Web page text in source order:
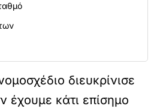
διευκρίνισε
κάτι επίσημο